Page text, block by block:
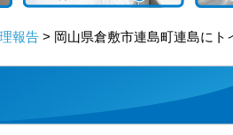
報告 > 岡山県倉敷市連島町連島にト